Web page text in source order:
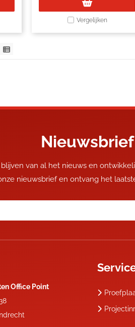
Vergelijken
Nieuwsbrief
van al het nieuws en
nieuwsbrief en ontvang het
Office Point